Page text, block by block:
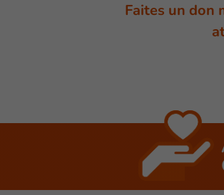
Faites un don